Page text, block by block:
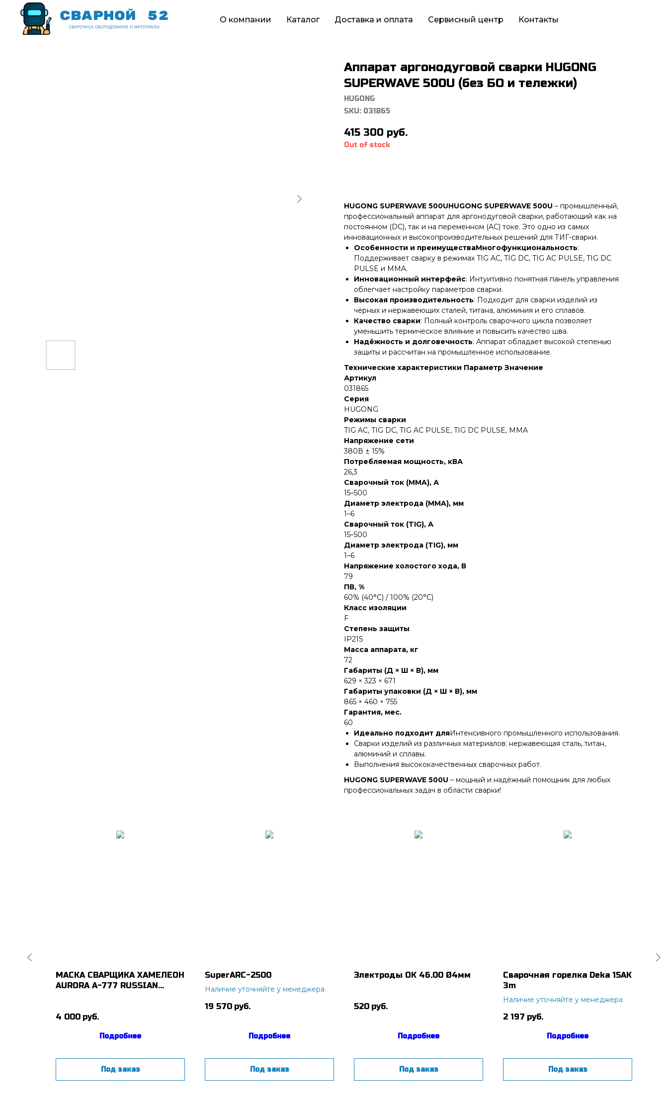
О компании Каталог Доставка и оплата Сервисный центр Контакты
Аппарат аргонодуговой сварки HUGONG
SUPERWAVE 500U (без БО и тележки)
HUGONG
SKU: 031865
415 300 руб.
Out of stock
HUGONG SUPERWAVE 500UHUGONG SUPERWAVE 500U – промышленный,
профессиональный аппарат для аргонодуговой сварки, работающий как на
постоянном (DC), так и на переменном (AC) токе. Это одно из самых
инновационных и высокопроизводительных решений для ТИГ-сварки.
Особенности и преимуществаМногофункциональность:
Поддерживает сварку в режимах TIG AC, TIG DC, TIG AC PULSE, TIG DC
PULSE и MMA.
Инновационный интерфейс: Интуитивно понятная панель управления
облегчает настройку параметров сварки.
Высокая производительность: Подходит для сварки изделий из
чёрных и нержавеющих сталей, титана, алюминия и его сплавов.
Качество сварки: Полный контроль сварочного цикла позволяет
уменьшить термическое влияние и повысить качество шва.
Надёжность и долговечность: Аппарат обладает высокой степенью
защиты и рассчитан на промышленное использование.
Технические характеристики Параметр Значение
Артикул
031865
Серия
HUGONG
Режимы сварки
TIG AC, TIG DC, TIG AC PULSE, TIG DC PULSE, MMA
Напряжение сети
380В ± 15%
Потребляемая мощность, кВА
26,3
Сварочный ток (MMA), А
15–500
Диаметр электрода (MMA), мм
1–6
Сварочный ток (TIG), А
15–500
Диаметр электрода (TIG), мм
1–6
Напряжение холостого хода, В
79
ПВ, %
60% (40°С) / 100% (20°С)
Класс изоляции
F
Степень защиты
IP21S
Масса аппарата, кг
72
Габариты (Д × Ш × В), мм
629 × 323 × 671
Габариты упаковки (Д × Ш × В), мм
865 × 460 × 755
Гарантия, мес.
60
Идеально подходит дляИнтенсивного промышленного использования.
Сварки изделий из различных материалов: нержавеющая сталь, титан,
алюминий и сплавы.
Выполнения высококачественных сварочных работ.
HUGONG SUPERWAVE 500U – мощный и надёжный помощник для любых
профессиональных задач в области сварки!
МАСКА СВАРЩИКА ХАМЕЛЕОН
AURORA A-777 RUSSIAN
4 000 руб.
Подробнее
Под заказ
SuperARC-2500
Наличие уточняйте у менеджера
19 570 руб.
Подробнее
Под заказ
Электроды ОК 46.00 Ø4мм
520 руб.
Подробнее
Под заказ
Сварочная горелка Deka 15AK
3m
Наличие уточняйте у менеджера
2 197 руб.
Подробнее
Под заказ